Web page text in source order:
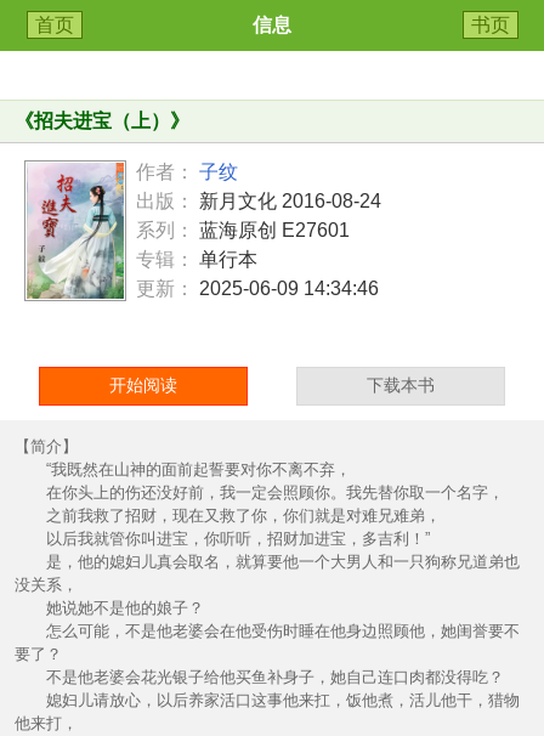
首页 信息 书页
《招夫进宝（上） 》
作者：
子纹
出版：
新月文化 2016-08-24
系列：
蓝海原创 E27601
专辑：
单行本
更新：
2025-06-09 14:34:46
开始阅读 下载本书
【简介】
“我既然在山神的面前起誓要对你不离不弃，
在你头上的伤还没好前，我一定会照顾你。我先替你取一个名字，
之前我救了招财，现在又救了你，你们就是对难兄难弟，
以后我就管你叫进宝，你听听，招财加进宝，多吉利！”
是，他的媳妇儿真会取名，就算要他一个大男人和一只狗称兄道弟也
没关系，
她说她不是他的娘子？
怎么可能，不是他老婆会在他受伤时睡在他身边照顾他，她闺誉要不
要了？
不是他老婆会花光银子给他买鱼补身子，她自己连口肉都没得吃？
媳妇儿请放心，以后养家活口这事他来扛，饭他煮，活儿他干，猎物
他来打，